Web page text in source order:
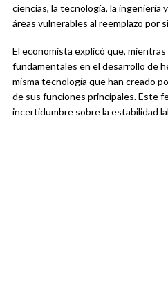
ciencias, la tecnología, la ingeniería
áreas vulnerables al reemplazo por
El economista explicó que,
fundamentales en el desarrollo de
misma tecnología que han creado
de sus funciones principales. Este
incertidumbre sobre la estabilidad